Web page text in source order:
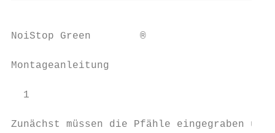
NoiStop Green        ®
Montageanleitung
  1
Zunächst müssen die Pfähle eingegraben